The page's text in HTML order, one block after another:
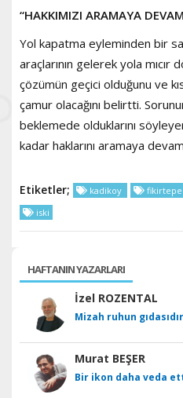
“HAKKIMIZI ARAMAYA
Yol kapatma eyleminden bir
araçlarının gelerek yola
çözümün geçici olduğunu ve
çamur olacağını belirtti.
beklemede olduklarını
kadar haklarını aramaya
Etiketler; kadikoy fikirtepe
iski
HAFTANIN YAZARLARI
İzel ROZENTAL
Mizah ruhun gıdasıdır
Murat BEŞER
Bir ikon daha veda